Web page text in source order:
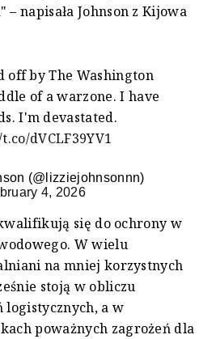
– napisała Johnson z Kijowa
off by The Washington
of a warzone. I have
I'm devastated.
dVCLF39YV1
(@lizziejohnsonnn)
4, 2026
się do ochrony w
W wielu
na mniej korzystnych
stoją w obliczu
logistycznych, a w
poważnych zagrożeń dla